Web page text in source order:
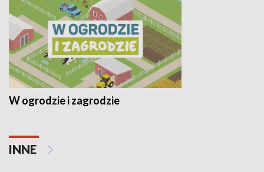
W ogrodzie i zagrodzie
INNE